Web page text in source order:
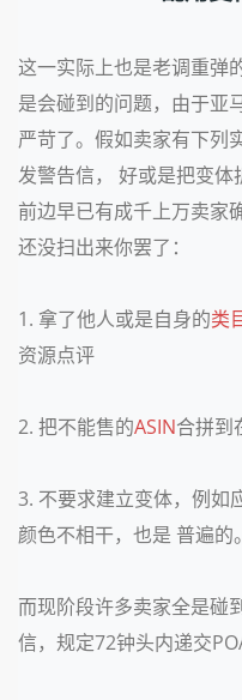
这一实际上也是老调重弹
是会碰到的问题，由于亚
严苛了。 假如卖家有下列
发警告信， 好或是把变
前边早已有成千上万卖家
还没扫出来你罢了：
1. 拿了他人或是自身的类
资源点评
2. 把不能售的ASIN合拼到
3. 不要求建立变体，例如
颜色不相干，也是 普遍的。
而现阶段许多卖家全是碰
信，规定72钟头内递交